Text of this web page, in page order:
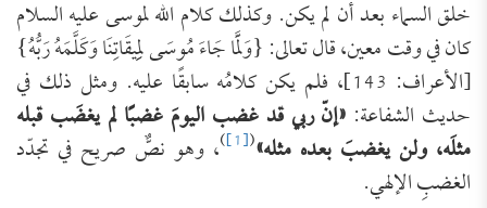
خلق السماء بعد أن لم يكن. وكذلك كلام الله لموسى عليه السلام
كان في وقت معين، قال تعالى: {وَلَمَّا جَاءَ مُوسَى لِمِيقَاتِنَا وَكَلَّمَهُ رَبُّهُ}
[الأعراف: 143]، فلم يكن كلامُه سابقًا عليه. ومثل ذلك في
حديث الشفاعة: «إنّ ربي قد غضب اليومَ غضبًا لم يغضَب قبله
مثلَه، ولن يغضبَ بعده مثله»(
[1]
)، وهو نصٌّ صريح في تجدّد
الغضبِ الإلهي.